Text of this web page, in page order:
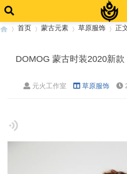
首页 蒙古元素 草原服饰 正
DOMOG 蒙古时装2020新
元火工作室 草原服饰